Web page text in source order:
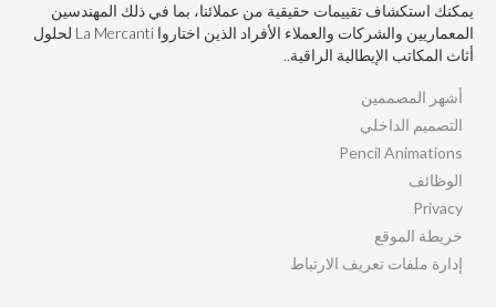
يمكنك استكشاف تقييمات حقيقية من عملائنا، بما في ذلك المهندسين
المعماريين والشركات والعملاء الأفراد الذين اختاروا La Mercanti لحلول
أثاث المكاتب الإيطالية الراقية..
أشهر المصممين
التصميم الداخلي
Pencil Animations
الوظائف
Privacy
خريطة الموقع
إدارة ملفات تعريف الارتباط